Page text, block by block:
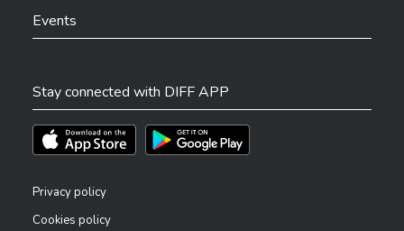
Events
Stay connected with DIFF APP
Téléchargez l'app sur l'App StoreTéléchargez l'app sur Play Store
Privacy policy
Cookies policy